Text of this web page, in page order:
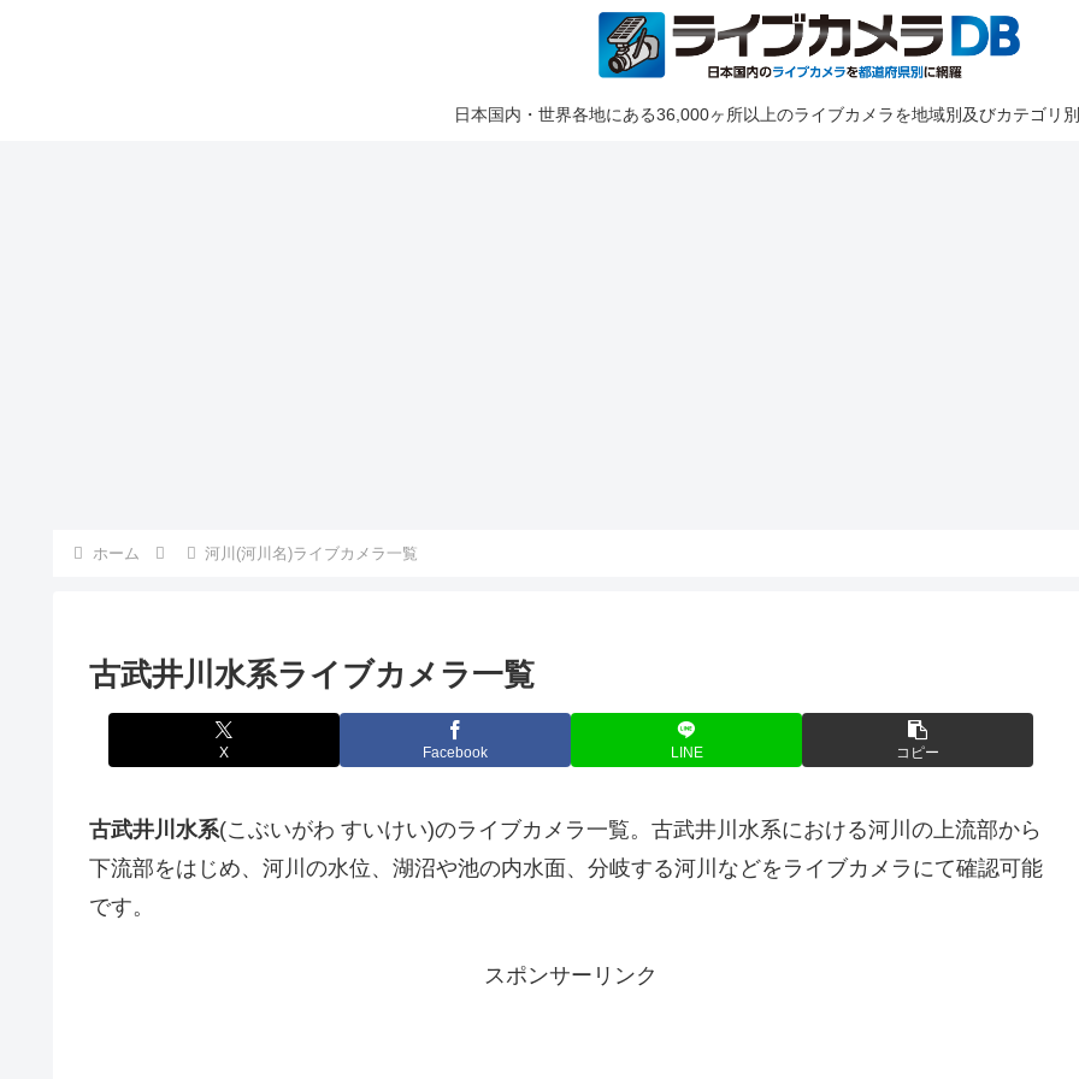
日本国内・世界各地にある36,000ヶ所以上のライブカメラを地域別及びカテゴリ別
ホーム 河川(河川名)ライブカメラ一覧
古武井川水系ライブカメラ一覧
X Facebook LINE コピー
古武井川水系(こぶいがわ すいけい)のライブカメラ一覧。古武井川水系における河川の上流部から
下流部をはじめ、河川の水位、湖沼や池の内水面、分岐する河川などをライブカメラにて確認可能
です。
スポンサーリンク